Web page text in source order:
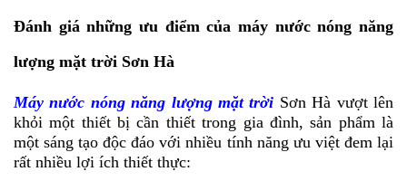
Đánh giá những ưu điểm của máy nước nóng năng
lượng mặt trời Sơn Hà
Máy nước nóng năng lượng mặt trời Sơn Hà vượt lên
khỏi một thiết bị cần thiết trong gia đình, sản phẩm là
một sáng tạo độc đáo với nhiều tính năng ưu việt đem lại
rất nhiều lợi ích thiết thực: